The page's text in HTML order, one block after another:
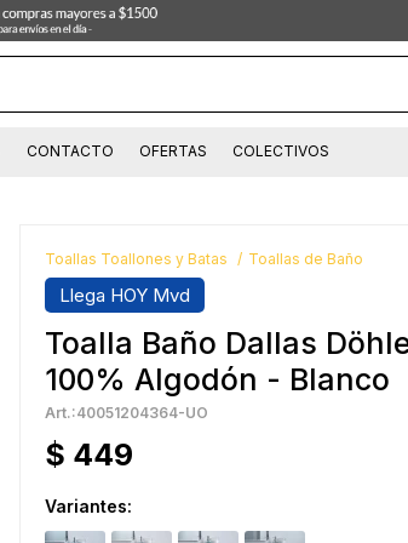
CONTACTO OFERTAS COLECTIVOS
Toallas Toallones y Batas Toallas de Baño
Llega HOY Mvd
Toalla Baño Dallas
100% Algodón - Blanco
40051204364-UO
$ 449
Variantes: